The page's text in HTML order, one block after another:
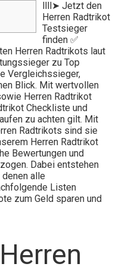
llll➤ Jetzt den
Herren Radtrikot
Testsieger
finden ✅
Herren Radtrikots laut
zu Top
Vergleichssieger,
Blick. Mit wertvollen
Herren Radtrikot
Checkliste und
zu achten gilt. Mit
Radtrikots sind sie
Herren Radtrikot
Bewertungen und
Dabei entstehen
alle
Listen
zum Geld sparen und